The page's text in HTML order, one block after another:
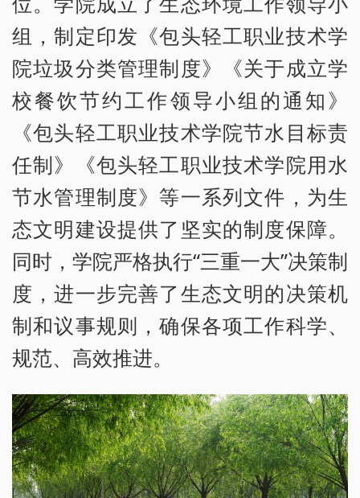
组，制定印发《包头轻工职业技术学
院垃圾分类管理制度》《关于成立学
校餐饮节约工作领导小组的通知》
《包头轻工职业技术学院节水目标责
任制》《包头轻工职业技术学院用水
节水管理制度》等一系列文件，为生
态文明建设提供了坚实的制度保障。
同时，学院严格执行“三重一大”决策制
度，进一步完善了生态文明的决策机
制和议事规则，确保各项工作科学、
规范、高效推进。